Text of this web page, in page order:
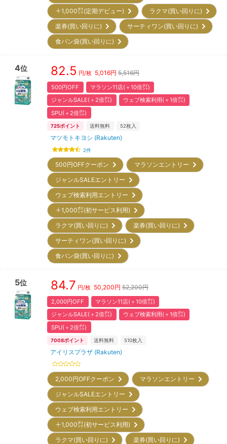
＋1,000㌽(定期デビュー)
ラクマ(買い回りに)
楽券(買い回りに)
サーティワン(買い回りに)
食パン袋(買い回りに)
4位 82.5 円/枚 5,016円 5,516円
500円OFF
マラソン11店(＋10倍㌽)
ジャンルSALE(＋2倍㌽)
ウェブ検索利用(＋1倍㌽)
SPU(＋2倍㌽)
725ポイント 送料無料 52枚入
マツモトキヨシ (Rakuten)
2件
500円OFFクーポン
マラソンエントリー
ジャンルSALEエントリー
ウェブ検索利用エントリー
＋1,000㌽(初サービス利用)
ラクマ(買い回りに)
楽券(買い回りに)
サーティワン(買い回りに)
食パン袋(買い回りに)
5位 84.7 円/枚 50,200円 52,200円
2,000円OFF
マラソン11店(＋10倍㌽)
ジャンルSALE(＋2倍㌽)
ウェブ検索利用(＋1倍㌽)
SPU(＋2倍㌽)
7008ポイント 送料無料 510枚入
アイリスプラザ (Rakuten)
2,000円OFFクーポン
マラソンエントリー
ジャンルSALEエントリー
ウェブ検索利用エントリー
＋1,000㌽(初サービス利用)
ラクマ(買い回りに)
楽券(買い回りに)